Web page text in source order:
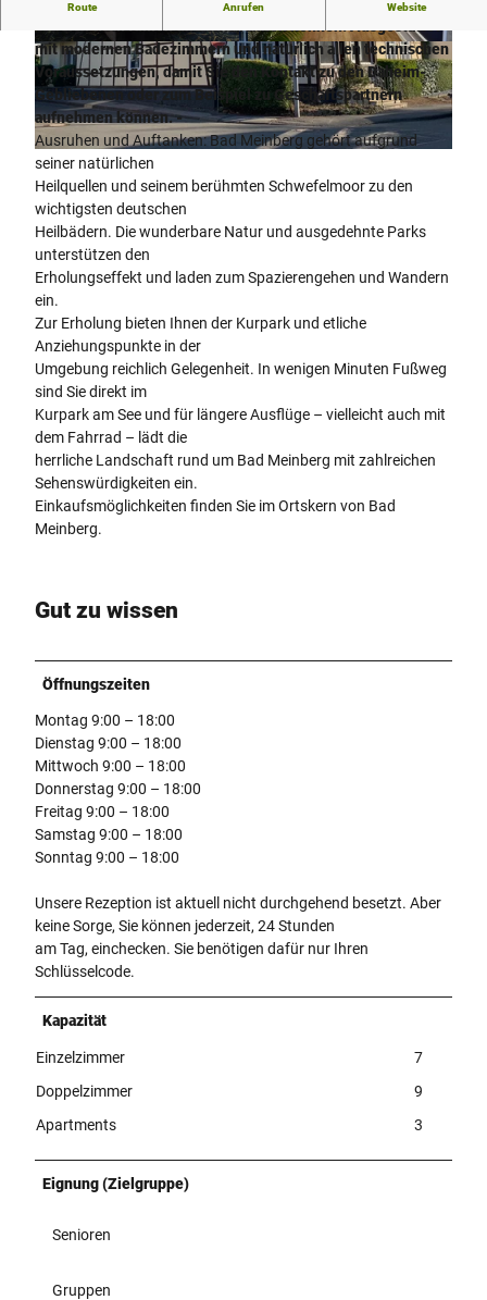
© Gästehaus am Kurpark, Günter Cramer |
© Gästehaus am Kurpark, Günter Cramer |
CC-BY-SA
A
b
i
e
t
Route Anrufen Website
mit modernen Badezimmern und natürlich allen technischen
Voraussetzungen, damit Sie den Kontakt zu den Daheim-
Gebliebenen oder zum Beispiel zu Geschäftspartnern
aufnehmen können. -
Ausruhen und Auftanken: Bad Meinberg gehört aufgrund
seiner natürlichen
Heilquellen und seinem berühmten Schwefelmoor zu den
wichtigsten deutschen
Heilbädern. Die wunderbare Natur und ausgedehnte Parks
unterstützen den
Erholungseffekt und laden zum Spazierengehen und Wandern
ein.
Zur Erholung bieten Ihnen der Kurpark und etliche
Anziehungspunkte in der
Umgebung reichlich Gelegenheit. In wenigen Minuten Fußweg
sind Sie direkt im
Kurpark am See und für längere Ausflüge – vielleicht auch mit
dem Fahrrad – lädt die
herrliche Landschaft rund um Bad Meinberg mit zahlreichen
Sehenswürdigkeiten ein.
Einkaufsmöglichkeiten finden Sie im Ortskern von Bad
Meinberg.
Gut zu wissen
Öffnungszeiten
Montag 9:00 – 18:00
Dienstag 9:00 – 18:00
Mittwoch 9:00 – 18:00
Donnerstag 9:00 – 18:00
Freitag 9:00 – 18:00
Samstag 9:00 – 18:00
Sonntag 9:00 – 18:00
Unsere Rezeption ist aktuell nicht durchgehend besetzt. Aber
keine Sorge, Sie können jederzeit, 24 Stunden
am Tag, einchecken. Sie benötigen dafür nur Ihren
Schlüsselcode.
Kapazität
Einzelzimmer
7
Doppelzimmer
9
Apartments
3
Eignung (Zielgruppe)
Senioren
Gruppen